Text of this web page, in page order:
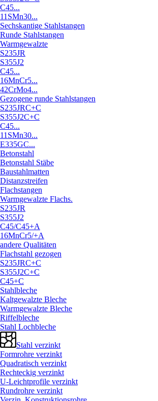
C45...
11SMn30...
Sechskantige Stahlstangen
Runde Stahlstangen
Warmgewalzte
S235JR
S355J2
C45...
16MnCr5...
42CrMo4...
Gezogene runde Stahlstangen
S235JRC+C
S355J2C+C
C45...
11SMn30...
E335GC...
Betonstahl
Betonstahl Stäbe
Baustahlmatten
Distanzstreifen
Flachstangen
Warmgewalzte Flachs.
S235JR
S355J2
C45/C45+A
16MnCr5/+A
andere Qualitäten
Flachstahl gezogen
S235JRC+C
S355J2C+C
C45+C
Stahlbleche
Kaltgewalzte Bleche
Warmgewalzte Bleche
Riffelbleche
Stahl Lochbleche
Stahl verzinkt
Formrohre verzinkt
Quadratisch verzinkt
Rechteckig verzinkt
U-Leichtprofile verzinkt
Rundrohre verzinkt